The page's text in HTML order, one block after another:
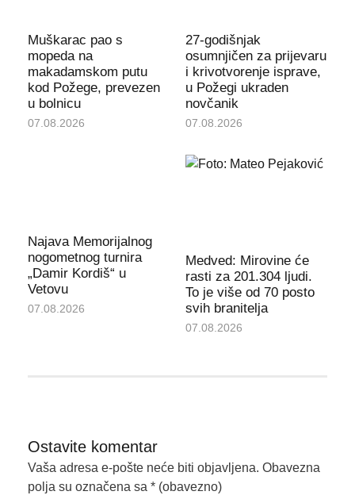
Muškarac pao s
mopeda na
makadamskom putu
kod Požege, prevezen
u bolnicu
07.08.2026
27-godišnjak
osumnjičen za prijevaru
i krivotvorenje isprave,
u Požegi ukraden
novčanik
07.08.2026
Najava Memorijalnog
nogometnog turnira
„Damir Kordiš“ u
Vetovu
07.08.2026
Medved: Mirovine će
rasti za 201.304 ljudi.
To je više od 70 posto
svih branitelja
07.08.2026
Ostavite komentar
Vaša adresa e-pošte neće biti objavljena. Obavezna
polja su označena sa * (obavezno)